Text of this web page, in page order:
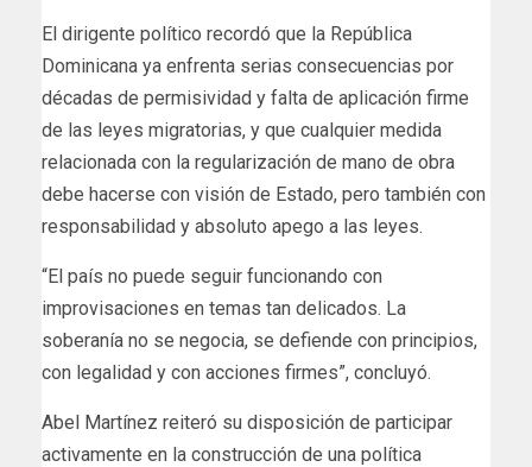
El dirigente político recordó que la República
Dominicana ya enfrenta serias consecuencias por
décadas de permisividad y falta de aplicación firme
de las leyes migratorias, y que cualquier medida
relacionada con la regularización de mano de obra
debe hacerse con visión de Estado, pero también con
responsabilidad y absoluto apego a las leyes.
“El país no puede seguir funcionando con
improvisaciones en temas tan delicados. La
soberanía no se negocia, se defiende con principios,
con legalidad y con acciones firmes”, concluyó.
Abel Martínez reiteró su disposición de participar
activamente en la construcción de una política